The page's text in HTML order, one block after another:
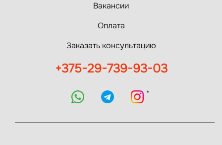
Вакансии
Оплата
Заказать консультацию
+375-29-739-93-03
*